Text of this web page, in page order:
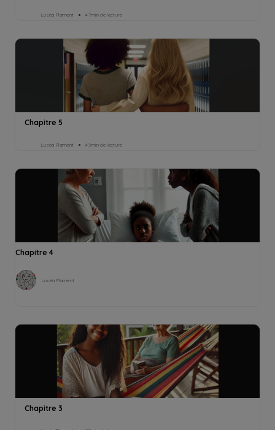
Lucéa Flament 47min de lecture
Chapitre 5
Lucéa Flament 43min de lecture
Chapitre 4
Lucéa Flament
Chapitre 3